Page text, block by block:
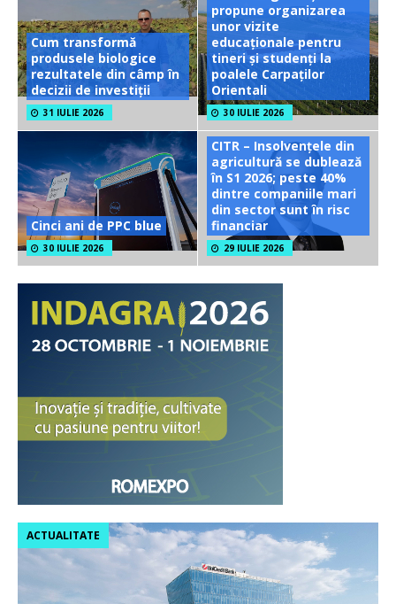
Cum transformă
produsele biologice
rezultatele din câmp în
decizii de investiții
31 IULIE 2026
propune organizarea
unor vizite
educaționale pentru
tineri și studenți la
poalele Carpaților
Orientali
30 IULIE 2026
Cinci ani de PPC blue
30 IULIE 2026
CITR – Insolvențele din
agricultură se dublează
în S1 2026; peste 40%
dintre companiile mari
din sector sunt în risc
financiar
29 IULIE 2026
ACTUALITATE